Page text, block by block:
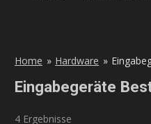
Home » Hardware »
Eingabegeräte
4 Ergebnisse